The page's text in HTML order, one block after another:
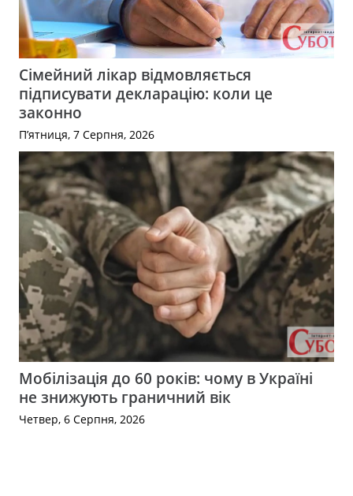
Сімейний лікар відмовляється
підписувати декларацію: коли це
законно
П’ятниця, 7 Серпня, 2026
Мобілізація до 60 років: чому в Україні
не знижують граничний вік
Четвер, 6 Серпня, 2026